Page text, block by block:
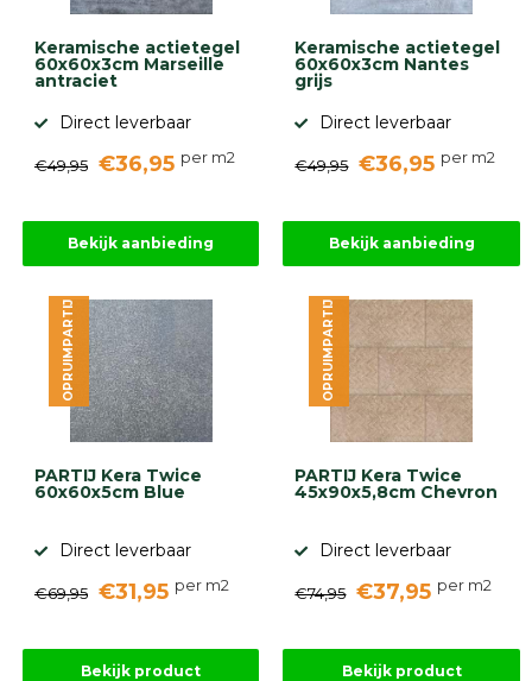
Keramische actietegel
60x60x3cm Marseille
antraciet
Direct leverbaar
€49,95 €36,95 per m2
Bekijk aanbieding
Keramische actietegel
60x60x3cm Nantes
grijs
Direct leverbaar
€49,95 €36,95 per m2
Bekijk aanbieding
PARTIJ Kera Twice
60x60x5cm Blue
Direct leverbaar
€69,95 €31,95 per m2
OPRUIMPARTIJ
Bekijk product
PARTIJ Kera Twice
45x90x5,8cm Chevron
Direct leverbaar
€74,95 €37,95 per m2
OPRUIMPARTIJ
Bekijk product